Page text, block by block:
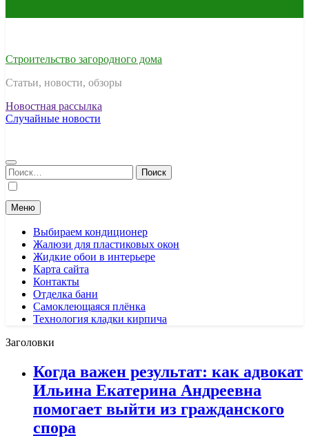
Строительство загородного дома
Статьи, новости, обзоры
Новостная рассылка
Случайные новости
Найти:
Меню
Выбираем кондиционер
Жалюзи для пластиковых окон
Жидкие обои в интерьере
Карта сайта
Контакты
Отделка бани
Самоклеющаяся плёнка
Технология кладки кирпича
Заголовки
Когда важен результат: как адвокат
Ильина Екатерина Андреевна
помогает выйти из гражданского
спора